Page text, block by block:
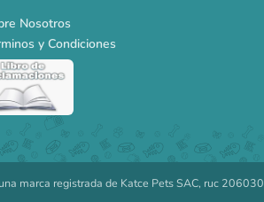
Nosotros
y Condiciones
marca registrada de Katce Pets SAC, ruc